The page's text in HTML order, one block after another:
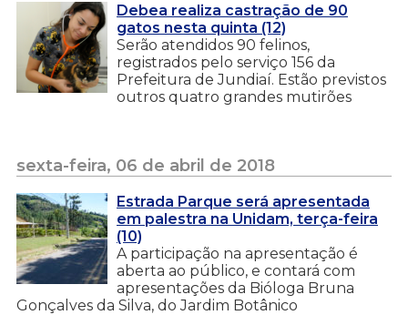
Debea realiza castração de 90
gatos nesta quinta (12)
Serão atendidos 90 felinos,
registrados pelo serviço 156 da
Prefeitura de Jundiaí. Estão previstos
outros quatro grandes mutirões
sexta-feira, 06 de abril de 2018
Estrada Parque será apresentada
em palestra na Unidam, terça-feira
(10)
A participação na apresentação é
aberta ao público, e contará com
apresentações da Bióloga Bruna
Gonçalves da Silva, do Jardim Botânico